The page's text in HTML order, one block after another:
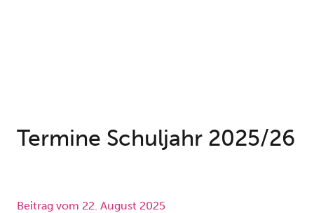
Termine Schuljahr 2025/26
Beitrag vom 22. August 2025